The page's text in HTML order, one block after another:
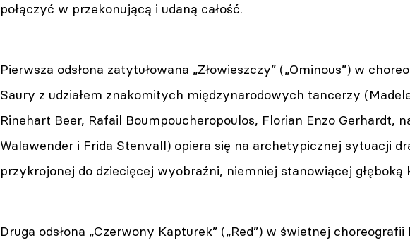
połączyć w przekonującą i udaną całość.
Pierwsza odsłona zatytułowana „Złowieszczy” („Ominous”) w
Saury z udziałem znakomitych międzynarodowych tancerzy
Rinehart Beer, Rafail Boumpoucheropoulos, Florian Enzo Gerhardt,
Walawender i Frida Stenvall) opiera się na archetypicznej sytuacji
przykrojonej do dziecięcej wyobraźni, niemniej stanowiącej
Druga odsłona „Czerwony Kapturek” („Red”) w świetnej